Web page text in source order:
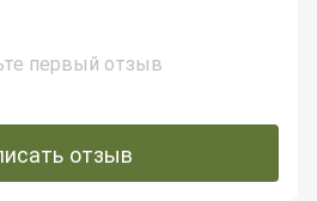
первый отзыв
отзыв